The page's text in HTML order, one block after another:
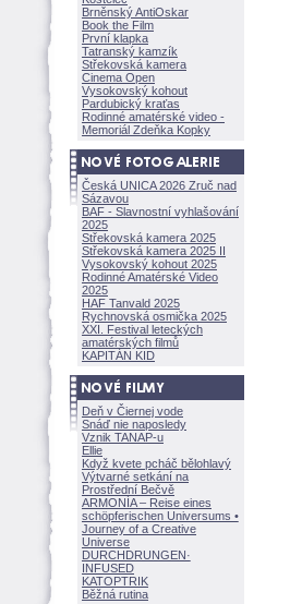
Brněnský AntiOskar
Book the Film
První klapka
Tatranský kamzík
Střekovská kamera
Cinema Open
Vysokovský kohout
Pardubický kraťas
Rodinné amatérské video -
Memoriál Zdeňka Kopky
Česká UNICA 2026 Zruč nad
Sázavou
BAF - Slavnostní vyhlašování
2025
Střekovská kamera 2025
Střekovská kamera 2025 II
Vysokovský kohout 2025
Rodinné Amatérské Video
2025
HAF Tanvald 2025
Rychnovská osmička 2025
XXI. Festival leteckých
amatérských filmů
KAPITÁN KID
Deň v Čiernej vode
Snáď nie naposledy
Vznik TANAP-u
Ellie
Když kvete pcháč bělohlavý
Výtvarné setkání na
Prostřední Bečvě
ARMONÍA – Reise eines
schöpferischen Universums •
Journey of a Creative
Universe
DURCHDRUNGEN·
INFUSED
KATOPTRIK
Běžná rutina